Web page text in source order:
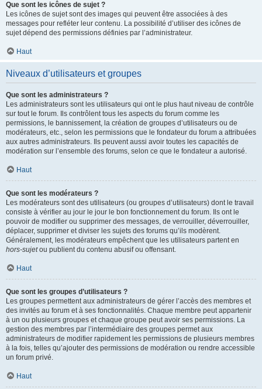
Que sont les icônes de sujet ?
Les icônes de sujet sont des images qui peuvent être associées à des
messages pour refléter leur contenu. La possibilité d’utiliser des icônes de
sujet dépend des permissions définies par l’administrateur.
Haut
Niveaux d’utilisateurs et groupes
Que sont les administrateurs ?
Les administrateurs sont les utilisateurs qui ont le plus haut niveau de contrôle
sur tout le forum. Ils contrôlent tous les aspects du forum comme les
permissions, le bannissement, la création de groupes d’utilisateurs ou de
modérateurs, etc., selon les permissions que le fondateur du forum a attribuées
aux autres administrateurs. Ils peuvent aussi avoir toutes les capacités de
modération sur l’ensemble des forums, selon ce que le fondateur a autorisé.
Haut
Que sont les modérateurs ?
Les modérateurs sont des utilisateurs (ou groupes d’utilisateurs) dont le travail
consiste à vérifier au jour le jour le bon fonctionnement du forum. Ils ont le
pouvoir de modifier ou supprimer des messages, de verrouiller, déverrouiller,
déplacer, supprimer et diviser les sujets des forums qu’ils modèrent.
Généralement, les modérateurs empêchent que les utilisateurs partent en
hors-sujetou publient du contenu abusif ou offensant.
Haut
Que sont les groupes d’utilisateurs ?
Les groupes permettent aux administrateurs de gérer l’accès des membres et
des invités au forum et à ses fonctionnalités. Chaque membre peut appartenir
à un ou plusieurs groupes et chaque groupe peut avoir ses permissions. La
gestion des membres par l’intermédiaire des groupes permet aux
administrateurs de modifier rapidement les permissions de plusieurs membres
à la fois, telles qu’ajouter des permissions de modération ou rendre accessible
un forum privé.
Haut